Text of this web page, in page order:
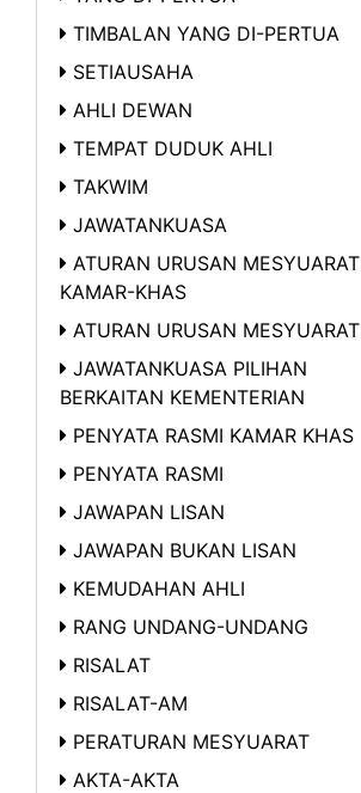
TIMBALAN YANG DI-PERTUA
SETIAUSAHA
AHLI DEWAN
TEMPAT DUDUK AHLI
TAKWIM
JAWATANKUASA
ATURAN URUSAN MESYUARAT
KAMAR-KHAS
ATURAN URUSAN MESYUARAT
JAWATANKUASA PILIHAN
BERKAITAN KEMENTERIAN
PENYATA RASMI KAMAR KHAS
PENYATA RASMI
JAWAPAN LISAN
JAWAPAN BUKAN LISAN
KEMUDAHAN AHLI
RANG UNDANG-UNDANG
RISALAT
RISALAT-AM
PERATURAN MESYUARAT
AKTA-AKTA